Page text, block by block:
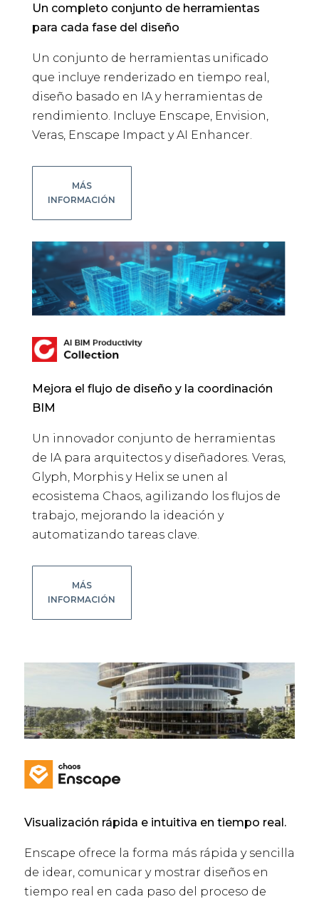
Un completo conjunto de herramientas
para cada fase del diseño
Un conjunto de herramientas unificado
que incluye renderizado en tiempo real,
diseño basado en IA y herramientas de
rendimiento. Incluye Enscape, Envision,
Veras, Enscape Impact y AI Enhancer.
MÁS
INFORMACIÓN
Mejora el flujo de diseño y la coordinación
BIM
Un innovador conjunto de herramientas
de IA para arquitectos y diseñadores. Veras,
Glyph, Morphis y Helix se unen al
ecosistema Chaos, agilizando los flujos de
trabajo, mejorando la ideación y
automatizando tareas clave.
MÁS
INFORMACIÓN
Visualización rápida e intuitiva en tiempo real.
Enscape ofrece la forma más rápida y sencilla
de idear, comunicar y mostrar diseños en
tiempo real en cada paso del proceso de